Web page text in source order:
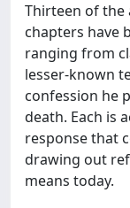
Thirteen of the
chapters have
ranging from
lesser-known
confession he
death. Each is
response that
drawing out
means today.